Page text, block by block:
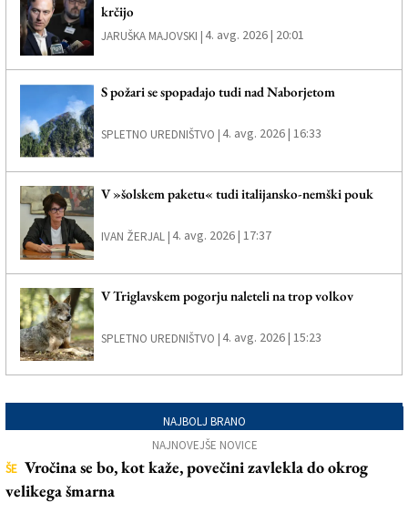
krčijo
JARUŠKA MAJOVSKI |4. avg. 2026 | 20:01
S požari se spopadajo tudi nad Naborjetom
SPLETNO UREDNIŠTVO |4. avg. 2026 | 16:33
V »šolskem paketu« tudi italijansko-nemški pouk
IVAN ŽERJAL |4. avg. 2026 | 17:37
V Triglavskem pogorju naleteli na trop volkov
SPLETNO UREDNIŠTVO |4. avg. 2026 | 15:23
NAJBOLJ BRANO
NAJNOVEJŠE NOVICE
ŠE Vročina se bo, kot kaže, povečini zavlekla do okrog
velikega šmarna